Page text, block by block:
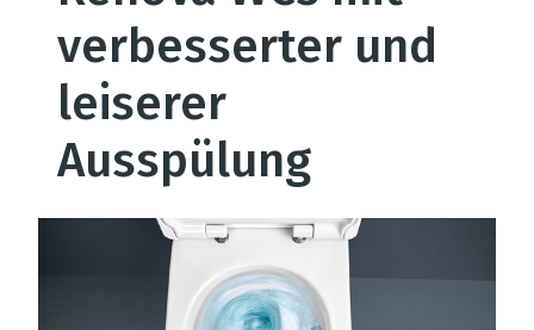
verbesserter und
leiserer
Ausspülung